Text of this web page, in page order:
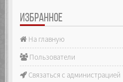
ИЗБРАННОЕ
На главную
Пользователи
Связаться с администрацией